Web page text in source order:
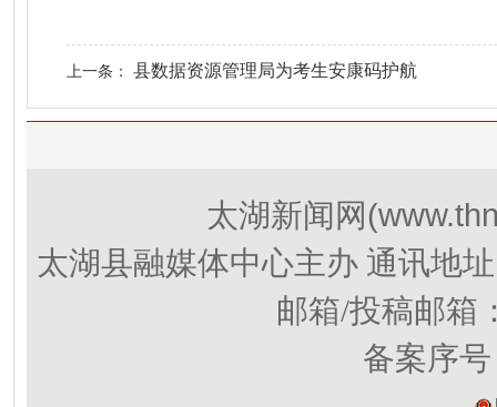
上一条： 县数据资源管理局为考生安康码护航
太湖新闻网
太湖县融媒体中心主办 通讯地
邮箱/投稿邮箱
备案序